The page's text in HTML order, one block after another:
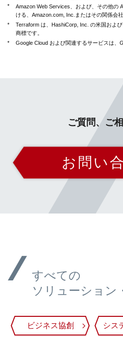
*
Amazon Web Services、および、その他の
ける、Amazon.com, Inc.またはその関係会社
*
Terraform は、HashiCorp, Inc. の米国およ
商標です。
*
Google Cloud および関連するサービスは、
ご質問、ご
お問い
すべての
ソリューション
ビジネス協創 シス